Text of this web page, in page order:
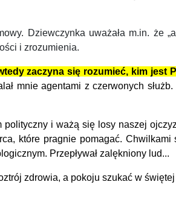
Dziewczynka uważała m.in. że
i zrozumienia.
zaczyna się rozumieć, kim jest
mnie agentami z czerwonych służb.
i ważą się losy naszej
które pragnie pomagać.
Przepływał zalękniony lud...
zdrowia, a pokoju szukać w